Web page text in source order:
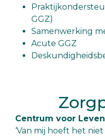
GGZ)
Samenwerking
Acute GGZ
Centrum voor
‘Van mij hoeft het